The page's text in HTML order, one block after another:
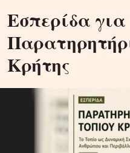
Εσπερίδα για
Κρήτης